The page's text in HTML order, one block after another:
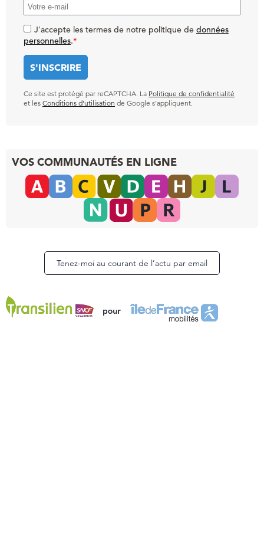
J'accepte les termes de notre politique de données
personnelles.*
Ce site est protégé par reCAPTCHA. La Politique de confidentialité
et les Conditions d’utilisation de Google s’appliquent.
VOS COMMUNAUTÉS EN LIGNE
Tenez-moi au courant de l’actu par email